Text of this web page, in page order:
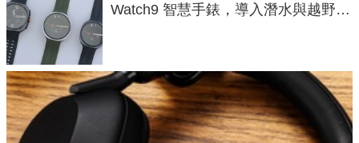
Watch9 智慧手錶，導入潛水與越野跑